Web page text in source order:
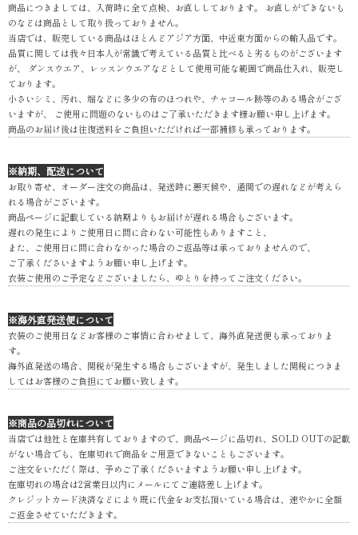
商品につきましては、入荷時に全て点検、お直ししております。 お直しができないも
のなどは商品として取り扱っておりません。
当店では、販売している商品はほとんどアジア方面、中近東方面からの輸入品です。
品質に関しては我々日本人が常識で考えている品質と比べると劣るものがございます
が、 ダンスウエア、レッスンウエアなどとして使用可能な範囲で商品仕入れ、販売し
ております。
小さいシミ、汚れ、端などに多少の布のほつれや、チャコール跡等のある場合がござ
いますが、 ご使用に問題のないものはご了承いただきます様お願い申し上げます。
商品のお届け後は往復送料をご負担いただければ一部補修も承っております。
※納期、配送について
お取り寄せ、オーダー注文の商品は、発送時に悪天候や、通関での遅れなどが考えら
れる場合がございます。
商品ページに記載している納期よりもお届けが遅れる場合もございます。
遅れの発生によりご使用日に間に合わない可能性もありますこと、
また、ご使用日に間に合わなかった場合のご返品等は承っておりませんので、
ご了承くださいますようお願い申し上げます。
衣装ご使用のご予定などございましたら、ゆとりを持ってご注文ください。
※海外直発送便について
衣装のご使用日などお客様のご事情に合わせまして、海外直発送便も承っておりま
す。
海外直発送の場合、関税が発生する場合もございますが、発生しました関税につきま
してはお客様のご負担にてお願い致します。
※商品の品切れについて
当店では他社と在庫共有しておりますので、商品ページに品切れ、SOLD OUTの記載
がない場合でも、在庫切れで商品をご用意できないこともございます。
ご注文をいただく際は、予めご了承くださいますようお願い申し上げます。
在庫切れの場合は2営業日以内にメールにてご連絡差し上げます。
クレジットカード決済などにより既に代金をお支払頂いている場合は、速やかに全額
ご返金させていただきます。